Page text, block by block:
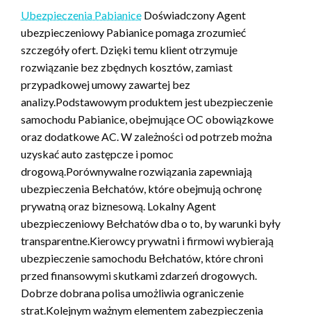
Ubezpieczenia Pabianice Doświadczony Agent
ubezpieczeniowy Pabianice pomaga zrozumieć
szczegóły ofert. Dzięki temu klient otrzymuje
rozwiązanie bez zbędnych kosztów, zamiast
przypadkowej umowy zawartej bez
analizy.Podstawowym produktem jest ubezpieczenie
samochodu Pabianice, obejmujące OC obowiązkowe
oraz dodatkowe AC. W zależności od potrzeb można
uzyskać auto zastępcze i pomoc
drogową.Porównywalne rozwiązania zapewniają
ubezpieczenia Bełchatów, które obejmują ochronę
prywatną oraz biznesową. Lokalny Agent
ubezpieczeniowy Bełchatów dba o to, by warunki były
transparentne.Kierowcy prywatni i firmowi wybierają
ubezpieczenie samochodu Bełchatów, które chroni
przed finansowymi skutkami zdarzeń drogowych.
Dobrze dobrana polisa umożliwia ograniczenie
strat.Kolejnym ważnym elementem zabezpieczenia